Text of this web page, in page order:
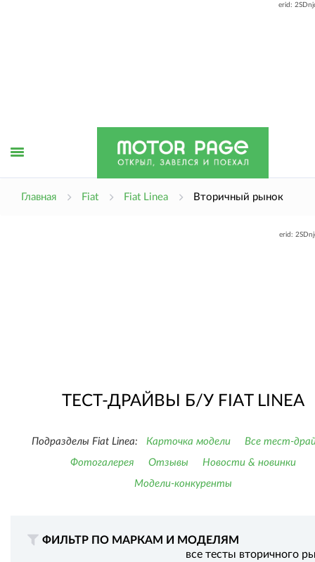
erid:
Главная Fiat Fiat Linea Вторичный рынок
erid:
ТЕСТ-ДРАЙВЫ Б/У FIAT LINEA
Подразделы Fiat Linea: Карточка модели
Все тест-
Фотогалерея
Отзывы
Новости & новинки
Модели-конкуренты
ФИЛЬТР ПО МАРКАМ И МОДЕЛЯМ
все тесты вторичного